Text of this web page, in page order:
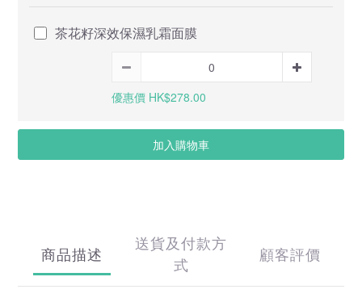
茶花籽深效保濕乳霜面膜
優惠價 HK$278.00
加入購物車
商品描述
送貨及付款方
式
顧客評價